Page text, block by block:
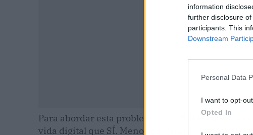
information
further disclosure
participants. This
Downstream
Personal Data
I want to opt-
Opted In
Para abordar esta problemática, ING ha puesto
vida digital que SÍ. Menos contaminante, menos